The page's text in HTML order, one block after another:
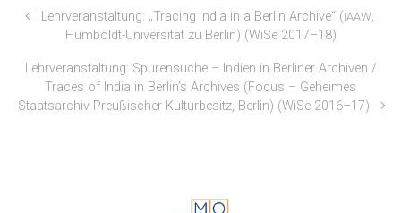
Lehrveranstaltung: „Tracing India in a Berlin Archive“ (IAAW,
Humboldt-Universität zu Berlin) (WiSe 2017–18)
Lehrveranstaltung: Spurensuche – Indien in Berliner Archiven /
Traces of India in Berlin’s Archives (Focus – Geheimes
Staatsarchiv Preußischer Kulturbesitz, Berlin) (WiSe 2016–17)